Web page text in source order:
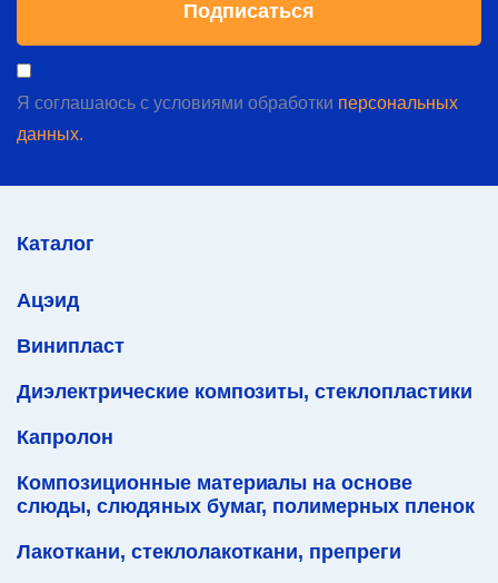
Я соглашаюсь с условиями обработки персональных
данных.
Каталог
Ацэид
Винипласт
Диэлектрические композиты, стеклопластики
Капролон
Композиционные материалы на основе
слюды, слюдяных бумаг, полимерных пленок
Лакоткани, стеклолакоткани, препреги